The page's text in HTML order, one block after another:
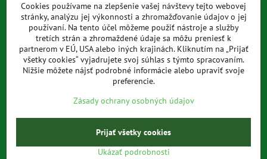
0903 709 305
(08:00 - 20:00 vrátane víkendov a sviatkov)
info​@prakticke-naradie​.sk
Všetko k nákupu
©2026Copyright
Predvoľby súkromiaZásady ochrany osobných údajov
Cookies používame na zlepšenie vašej návštevy tejto webovej
stránky, analýzu jej výkonnosti a zhromažďovanie údajov o jej
používaní. Na tento účel môžeme použiť nástroje a služby
tretích strán a zhromaždené údaje sa môžu preniesť k
partnerom v EÚ, USA alebo iných krajinách. Kliknutím na „Prijať
všetky cookies“ vyjadrujete svoj súhlas s týmto spracovaním.
Nižšie môžete nájsť podrobné informácie alebo upraviť svoje
preferencie.
Zásady ochrany osobných údajov
Ukázať podrobnosti
Prijať všetky cookies